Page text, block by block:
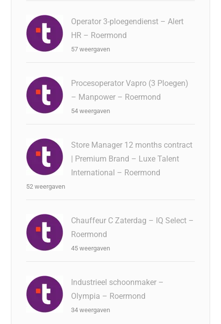
Operator 3-ploegendienst – Alert
HR – Roermond
57 weergaven
Procesoperator Vapro (3 Ploegen)
– Manpower – Roermond
54 weergaven
Store Manager 12 months contract
| Premium Brand – Luxe Talent
International – Roermond
52 weergaven
Chauffeur C Zaterdag – IQ Select –
Roermond
45 weergaven
Industrieel schoonmaker –
Olympia – Roermond
34 weergaven